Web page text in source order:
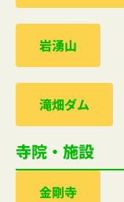
岩湧山
滝畑ダム
寺院・施設
金剛寺